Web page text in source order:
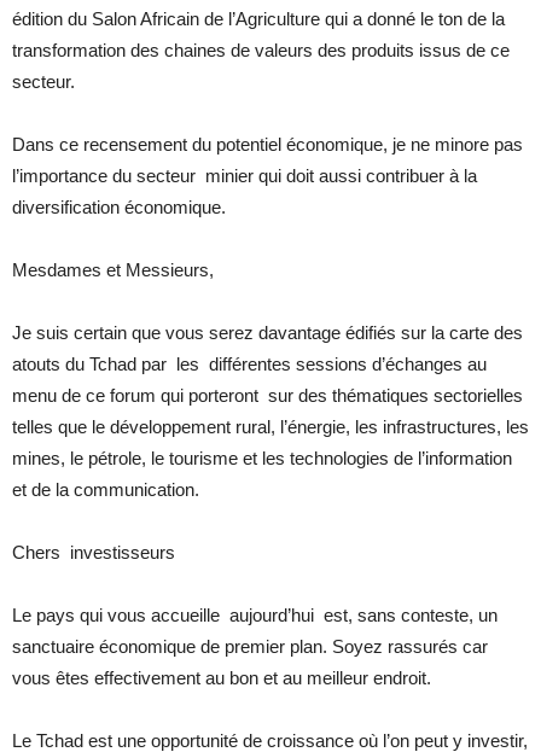
édition du Salon Africain de l’Agriculture qui a donné le ton de la
transformation des chaines de valeurs des produits issus de ce
secteur.
Dans ce recensement du potentiel économique, je ne minore pas
l’importance du secteur minier qui doit aussi contribuer à la
diversification économique.
Mesdames et Messieurs,
Je suis certain que vous serez davantage édifiés sur la carte des
atouts du Tchad par les différentes sessions d’échanges au
menu de ce forum qui porteront sur des thématiques sectorielles
telles que le développement rural, l’énergie, les infrastructures, les
mines, le pétrole, le tourisme et les technologies de l’information
et de la communication.
Chers investisseurs
Le pays qui vous accueille aujourd’hui est, sans conteste, un
sanctuaire économique de premier plan. Soyez rassurés car
vous êtes effectivement au bon et au meilleur endroit.
Le Tchad est une opportunité de croissance où l’on peut y investir,